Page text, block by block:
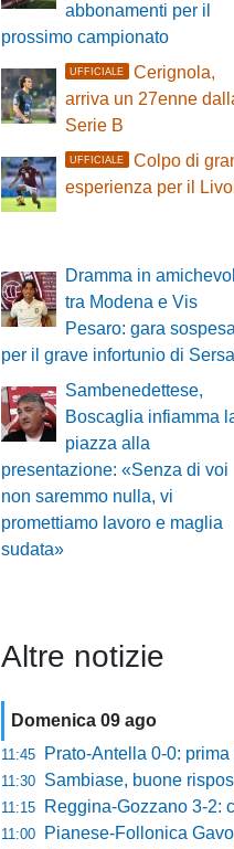
abbonamenti per il
prossimo campionato
UFFICIALE
Cerignola,
arriva un 27enne
Serie B
UFFICIALE
Colpo di
esperienza per il
Dramma in
tra Modena e Vis
Pesaro: gara sospesa
per il grave infortunio di
Sambenedettese,
Boscaglia infiamma
piazza alla
presentazione: «Senza di voi
non saremmo nulla, vi
promettiamo lavoro e maglia
sudata»
Altre notizie
Domenica 09 ago
11:45 Prato-Antella 0-0: prima
11:30 Sambiase, buone risposte
11:15 Reggina-Gozzano 3-2: cinque gol nel
11:00 Pianese-Follonica Gavorrano 0-